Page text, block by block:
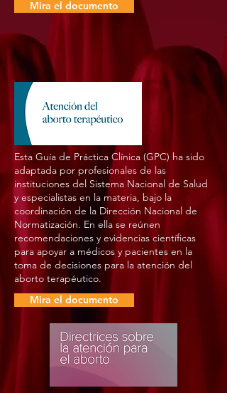
Mira el documento
Esta Guía de Práctica Clínica (GPC) ha sido
adaptada por profesionales de las
instituciones del Sistema Nacional de Salud
y especialistas en la materia, bajo la
coordinación de la Dirección Nacional de
Normatización. En ella se reúnen
recomendaciones y evidencias científicas
para apoyar a médicos y pacientes en la
toma de decisiones para la atención del
aborto terapéutico.
Mira el documento